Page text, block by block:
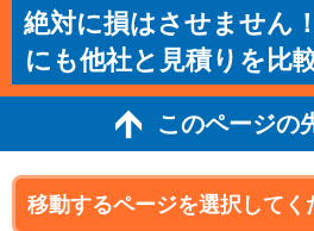
絶対に損はさせません
にも他社と見積りを比
このページの